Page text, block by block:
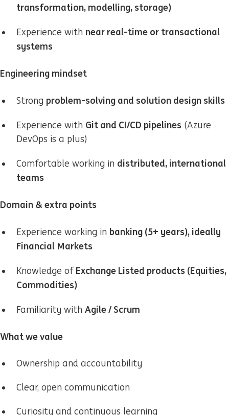
transformation, modelling, storage)
Experience with near real-time or transactional
systems
Engineering mindset
Strong problem-solving and solution design skills
Experience with Git and CI/CD pipelines (Azure
DevOps is a plus)
Comfortable working in distributed, international
teams
Domain & extra points
Experience working in banking (5+ years), ideally
Financial Markets
Knowledge of Exchange Listed products (Equities,
Commodities)
Familiarity with Agile / Scrum
What we value
Ownership and accountability
Clear, open communication
Curiosity and continuous learning